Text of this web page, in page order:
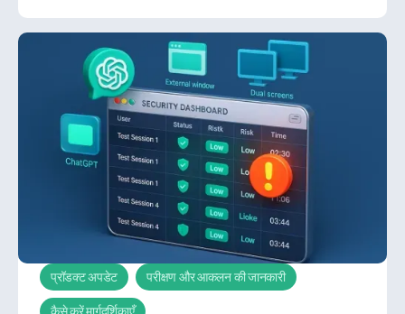
प्रॉडक्ट अपडेट
परीक्षण और आकलन की जानकारी
कैसे करें मार्गदर्शिकाएँ